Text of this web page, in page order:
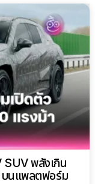
SUV พลังเกิน
บนแพลตฟอร์ม